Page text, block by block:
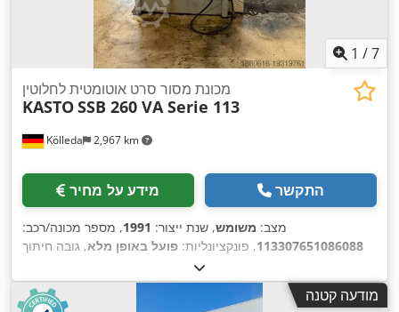
1 /7
Kölleda 2,967 km
מכונת מסור סרט אוטומטית לחלוטין
KASTOSSB 260 VA Serie 113
מידע על מחיר התקשר
מצב: משומש, שנת ייצור: 1991, מספר מכונה/רכב:
113307651086088, פונקציונליות: פועל באופן מלא, גובה חיתוך
2,100 מ"מ
רוחב כולל:2,100 מ"מ , אורך להב מסור סרט:4,115 מ"מ
, רוחב סרט
המסור:38 מ"מ מודעה קטנה